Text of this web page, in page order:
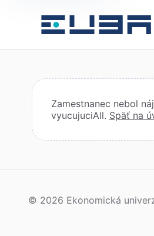
Zamestnanec nebol
vyucujuciAll. Späť na
© 2026 Ekonomická